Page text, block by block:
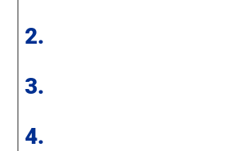
2.
3.
4.